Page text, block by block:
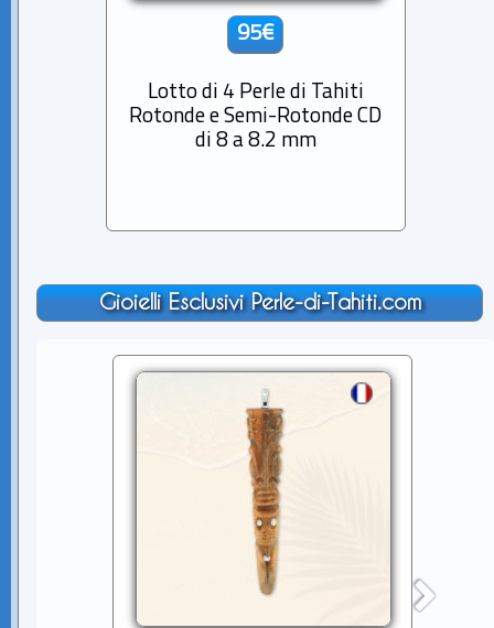
95€
Lotto di 4 Perle di Tahiti
Rotonde e Semi-Rotonde CD
di 8 a 8.2 mm
Gioielli Esclusivi Perle-di-Tahiti.com